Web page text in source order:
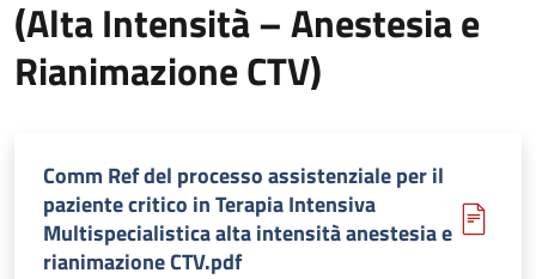
(Alta Intensità – Anestesia e
Rianimazione CTV)
Comm Ref del processo assistenziale per il
paziente critico in Terapia Intensiva
Multispecialistica alta intensità anestesia e
rianimazione CTV.pdf